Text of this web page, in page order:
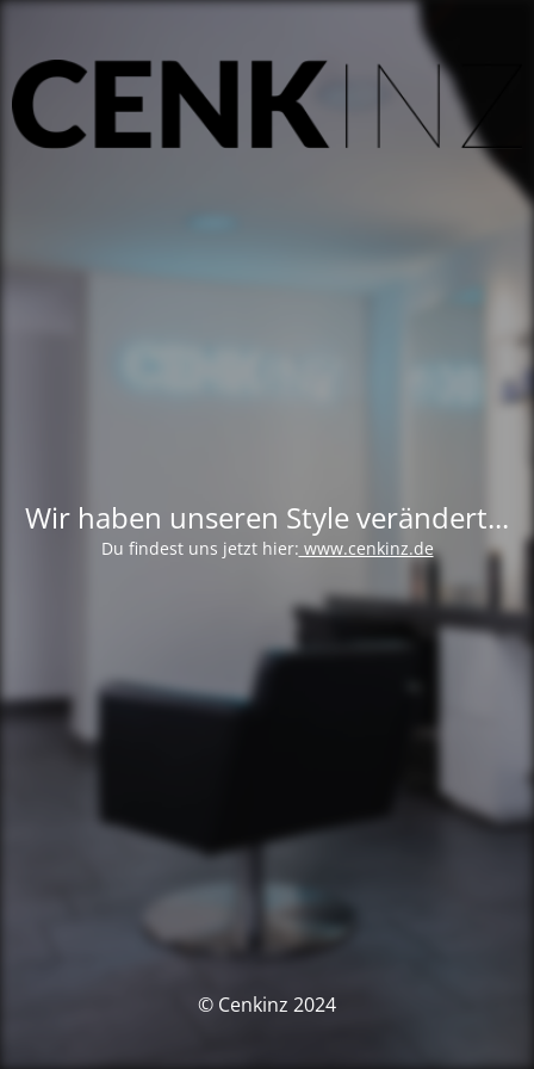
Wir haben unseren Style verändert...
Du findest uns jetzt hier: www.cenkinz.de
© Cenkinz 2024